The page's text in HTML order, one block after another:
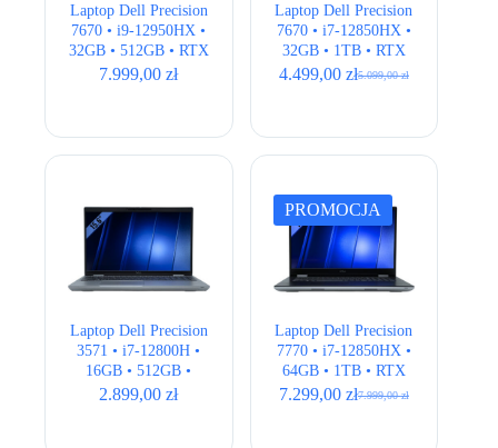
Laptop Dell Precision
7670 • i9-12950HX •
32GB • 512GB • RTX
3080Ti 16GB • 16″
7.999,00zł
Laptop Dell Precision
7670 • i7-12850HX •
32GB • 1TB • RTX
A2000 8GB • 16″
5.099,00zł
Pierwotna
5.099,00 zł.
4.499,00 zł
Aktualna
4.499,00 zł.
Laptop Dell Precision
3571 • i7-12800H •
16GB • 512GB •
T600 4GB • 15,6″
2.899,00zł
PROMOCJA
Laptop Dell Precision
7770 • i7-12850HX •
64GB • 1TB • RTX
A3000 12GB • 17,3″
7.999,00zł
Pierwotna
7.299,00 zł
Aktualna